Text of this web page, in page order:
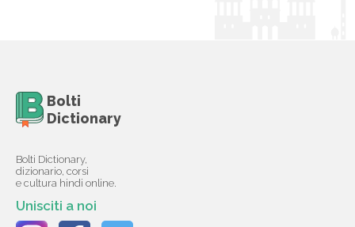
Bolti
Dictionary
Bolti Dictionary,
dizionario, corsi
e cultura hindi online.
Unisciti a noi